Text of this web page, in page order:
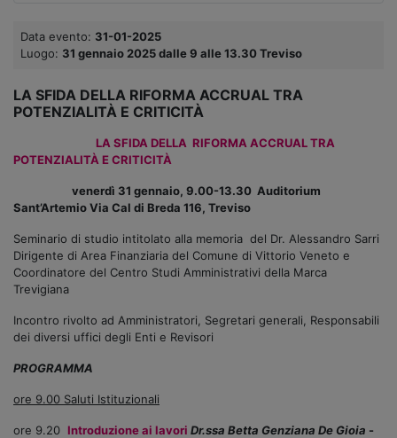
Data evento: 31-01-2025
Luogo: 31 gennaio 2025 dalle 9 alle 13.30 Treviso
LA SFIDA DELLA RIFORMA ACCRUAL TRA
POTENZIALITÀ E CRITICITÀ
LA SFIDA DELLA RIFORMA ACCRUAL TRA
POTENZIALITÀ E CRITICITÀ
venerdì 31 gennaio, 9.00-13.30 Auditorium
Sant’Artemio Via Cal di Breda 116, Treviso
Seminario di studio intitolato alla memoria del Dr. Alessandro Sarri
Dirigente di Area Finanziaria del Comune di Vittorio Veneto e
Coordinatore del Centro Studi Amministrativi della Marca
Trevigiana
Incontro rivolto ad Amministratori, Segretari generali, Responsabili
dei diversi uffici degli Enti e Revisori
PROGRAMMA
ore 9.00 Saluti Istituzionali
ore 9.20 Introduzione ai lavori Dr.ssa Betta Genziana De Gioia -